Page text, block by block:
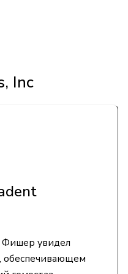
Inc
увидел
обеспечивающем